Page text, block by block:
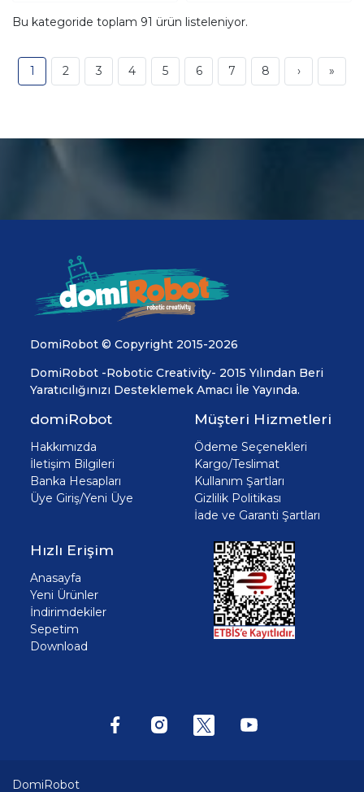
Bu kategoride toplam 91 ürün listeleniyor.
1 2 3 4 5 6 7 8 › »
DomiRobot © Copyright 2015-2026
DomiRobot -Robotic Creativity- 2015 Yılından Beri
Yaratıcılığınızı Desteklemek Amacı İle Yayında.
domiRobot
Hakkımızda
İletişim Bilgileri
Banka Hesapları
Üye Giriş/Yeni Üye
Müşteri Hizmetleri
Ödeme Seçenekleri
Kargo/Teslimat
Kullanım Şartları
Gizlilik Politikası
İade ve Garanti Şartları
Hızlı Erişim
Anasayfa
Yeni Ürünler
İndirimdekiler
Sepetim
Download
DomiRobot